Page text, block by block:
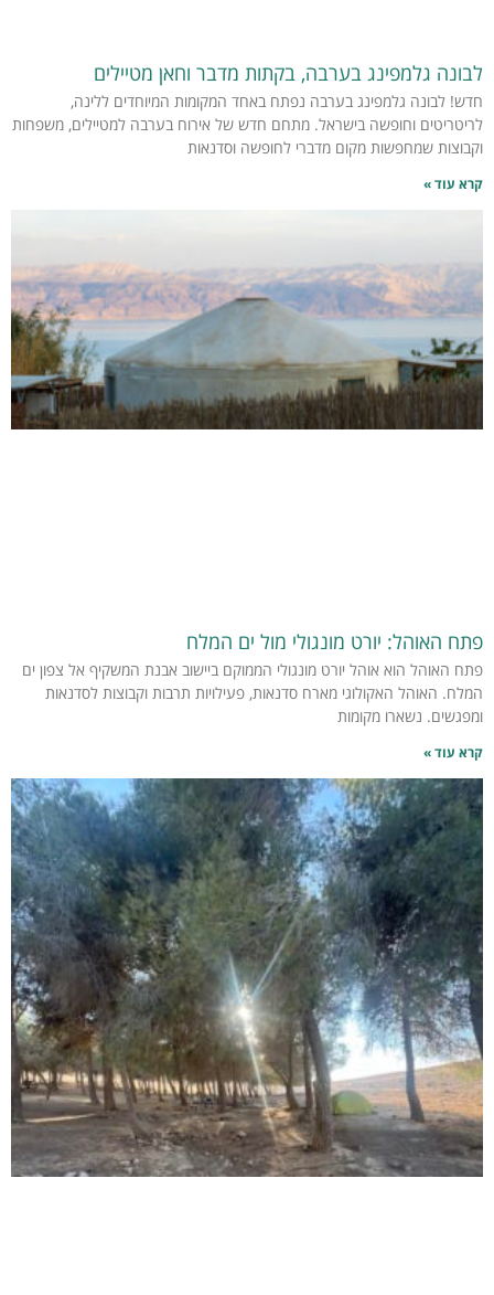
לבונה גלמפינג בערבה, בקתות מדבר וחאן מטיילים
חדש! לבונה גלמפינג בערבה נפתח באחד המקומות המיוחדים ללינה,
לריטריטים וחופשה בישראל. מתחם חדש של אירוח בערבה למטיילים, משפחות
וקבוצות שמחפשות מקום מדברי לחופשה וסדנאות
קרא עוד »
פתח האוהל: יורט מונגולי מול ים המלח
פתח האוהל הוא אוהל יורט מונגולי הממוקם ביישוב אבנת המשקיף אל צפון ים
המלח. האוהל האקולוגי מארח סדנאות, פעילויות תרבות וקבוצות לסדנאות
ומפגשים. נשארו מקומות
קרא עוד »